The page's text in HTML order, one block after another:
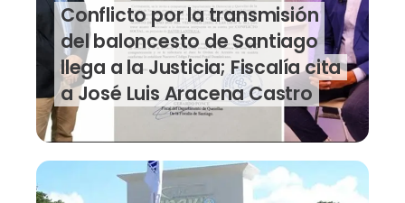
Conflicto por la transmisión
del baloncesto de Santiago
llega a la Justicia; Fiscalía cita
a José Luis Aracena Castro